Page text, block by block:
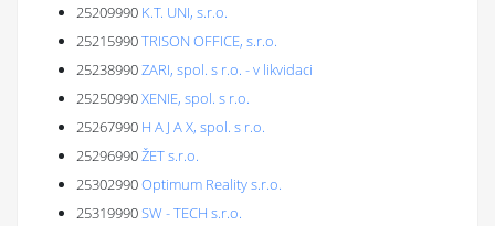
25209990 K.T. UNI, s.r.o.
25215990TRISON OFFICE, s.r.o.
25238990ZARI, spol. s r.o. - v likvidaci
25250990XENIE, spol. s r.o.
25267990 H A J A X, spol. s r.o.
25296990ŽET s.r.o.
25302990Optimum Reality s.r.o.
25319990SW - TECH s.r.o.